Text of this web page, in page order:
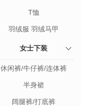
T恤
羽绒服 羽绒马甲
女士下装
休闲裤/牛仔裤/连体裤
半身裙
阔腿裤/打底裤